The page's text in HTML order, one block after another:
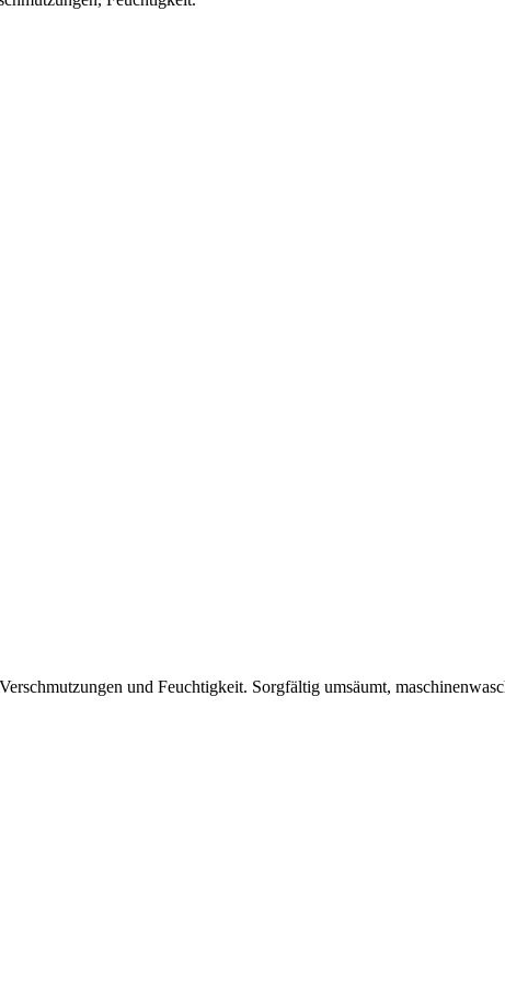
und Feuchtigkeit. Sorgfältig umsäumt,